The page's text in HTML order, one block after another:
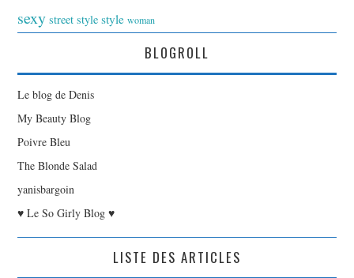
sexy street style style woman
BLOGROLL
Le blog de Denis
My Beauty Blog
Poivre Bleu
The Blonde Salad
yanisbargoin
♥ Le So Girly Blog ♥
LISTE DES ARTICLES